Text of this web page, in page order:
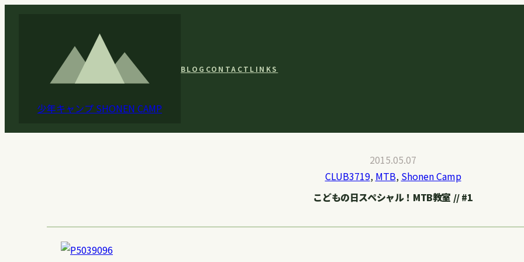
少年キャンプ SHONEN CAMP
BLOG CONTACT LINKS
2015.05.07
CLUB3719, MTB, Shonen Camp
こどもの日スペシャル！MTB教室 // #1